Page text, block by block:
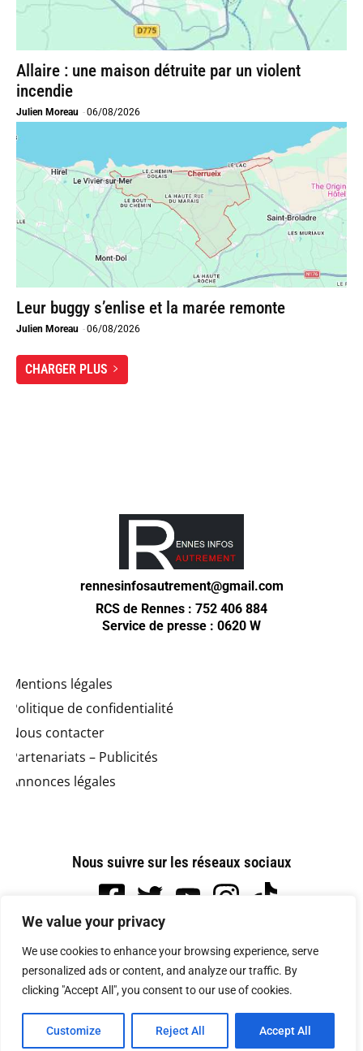
We value your privacy
We use cookies to enhance your browsing experience, serve
personalized ads or content, and analyze our traffic. By
clicking "Accept All", you consent to our use of cookies.
Customize Reject All Accept All
Allaire : une maison détruite par un violent
incendie
Julien Moreau -06/08/2026
Leur buggy s’enlise et la marée remonte
Julien Moreau -06/08/2026
CHARGER PLUS
rennesinfosautrement@gmail.com
RCS de Rennes : 752 406 884
Service de presse : 0620 W
Mentions légales
Politique de confidentialité
Nous contacter
Partenariats – Publicités
Annonces légales
Nous suivre sur les réseaux sociaux
Création et réalisation :GDM-Pixel, tous droits
réservés